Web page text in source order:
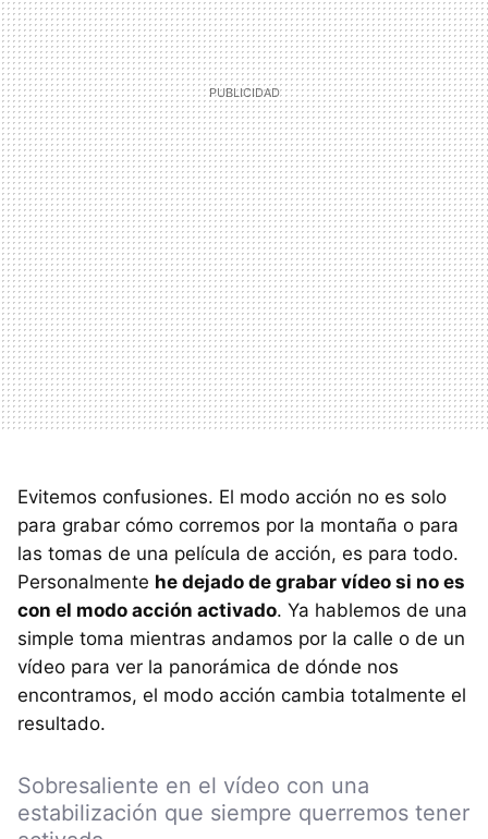
Evitemos confusiones. El modo acción no es solo
para grabar cómo corremos por la montaña o para
las tomas de una película de acción, es para todo.
Personalmente he dejado de grabar vídeo si no es
con el modo acción activado. Ya hablemos de una
simple toma mientras andamos por la calle o de un
vídeo para ver la panorámica de dónde nos
encontramos, el modo acción cambia totalmente el
resultado.
Sobresaliente en el vídeo con una
estabilización que siempre querremos tener